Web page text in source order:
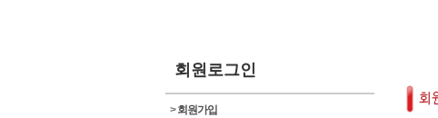
회원로그인
>회원가입